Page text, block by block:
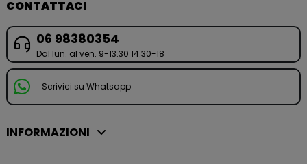
CONTATTACI
06 98380354
Dal lun. al ven. 9-13.30 14.30-18
Scrivici su Whatsapp
INFORMAZIONI